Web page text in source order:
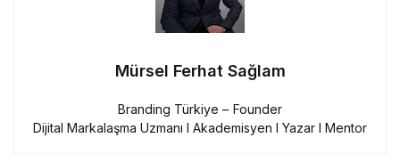
Mürsel Ferhat Sağlam
Branding Türkiye – Founder
Dijital Markalaşma Uzmanı I Akademisyen I Yazar I Mentor